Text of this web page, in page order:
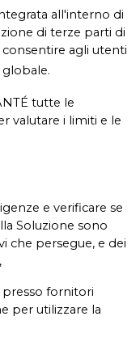
all'interno di
di terze parti di
consentire agli utenti
tutte le
valutare i limiti e le
e verificare se
Soluzione sono
che persegue, e dei
presso fornitori
per utilizzare la